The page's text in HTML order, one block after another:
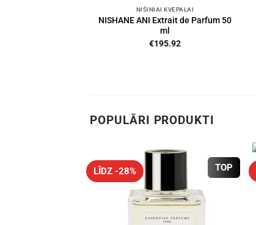
NIŠINIAI KVEPALAI
NISHANE ANI Extrait de Parfum 50
ml
€195.92
POPULĀRI PRODUKTI
TOP
LĪDZ -28%